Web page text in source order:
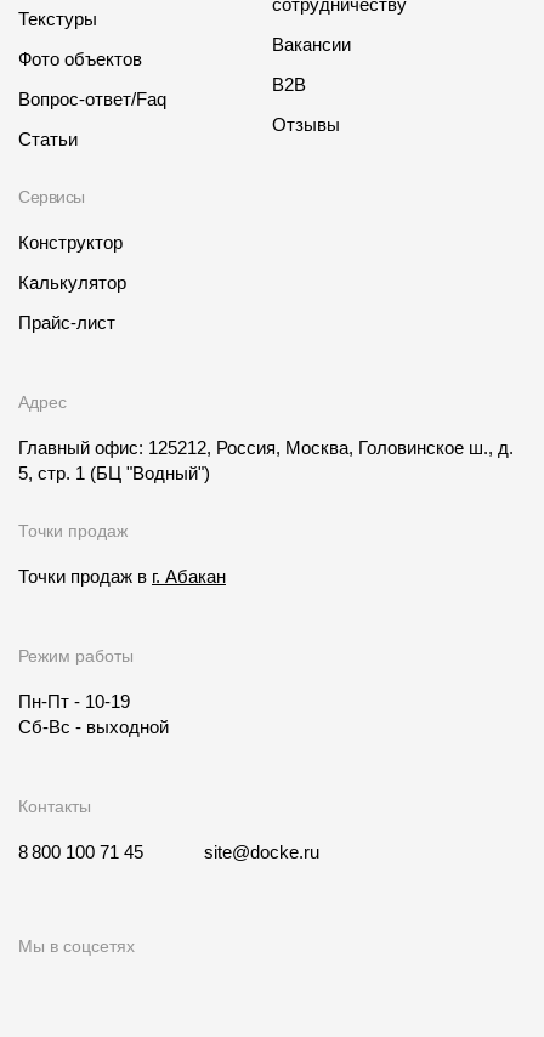
Текстуры
Фото объектов
Вопрос-ответ/Faq
Статьи
Сервисы
Конструктор
Калькулятор
Прайс-лист
Вакансии
B2B
Отзывы
Адрес
Главный офис: 125212, Россия, Москва, Головинское ш., д.
5, стр. 1 (БЦ "Водный")
Точки продаж
Точки продаж в г. Абакан
Режим работы
Пн-Пт - 10-19
Сб-Вс - выходной
Контакты
8 800 100 71 45 site@docke.ru
Мы в соцсетях